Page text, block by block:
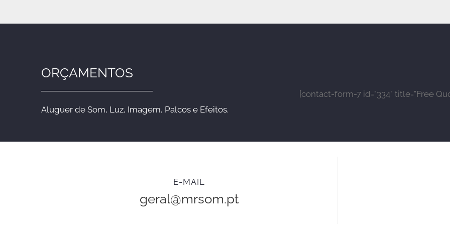
ORÇAMENTOS
Aluguer de Som, Luz, Imagem, Palcos e Efeitos.
[contact-form-7 id="334" title="Free
E-MAIL
geral@mrsom.pt